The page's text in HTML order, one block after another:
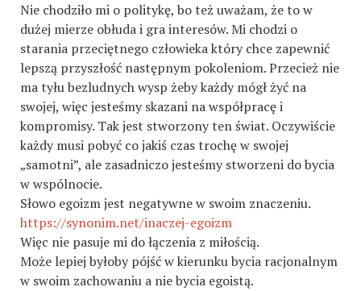
Nie chodziło mi o politykę, bo też uważam, że to w
dużej mierze obłuda i gra interesów. Mi chodzi o
starania przeciętnego człowieka który chce zapewnić
lepszą przyszłość następnym pokoleniom. Przecież nie
ma tyłu bezludnych wysp żeby każdy mógł żyć na
swojej, więc jesteśmy skazani na współpracę i
kompromisy. Tak jest stworzony ten świat. Oczywiście
każdy musi pobyć co jakiś czas trochę w swojej
„samotni”, ale zasadniczo jesteśmy stworzeni do bycia
w wspólnocie.
Słowo egoizm jest negatywne w swoim znaczeniu.
https://synonim.net/inaczej-egoizm
Więc nie pasuje mi do łączenia z miłością.
Może lepiej byłoby pójść w kierunku bycia racjonalnym
w swoim zachowaniu a nie bycia egoistą.